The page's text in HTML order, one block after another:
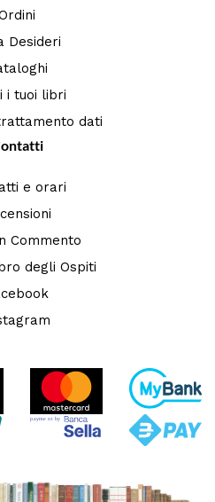
Desideri
i tuoi libri
dati
e orari
Commento
degli Ospiti